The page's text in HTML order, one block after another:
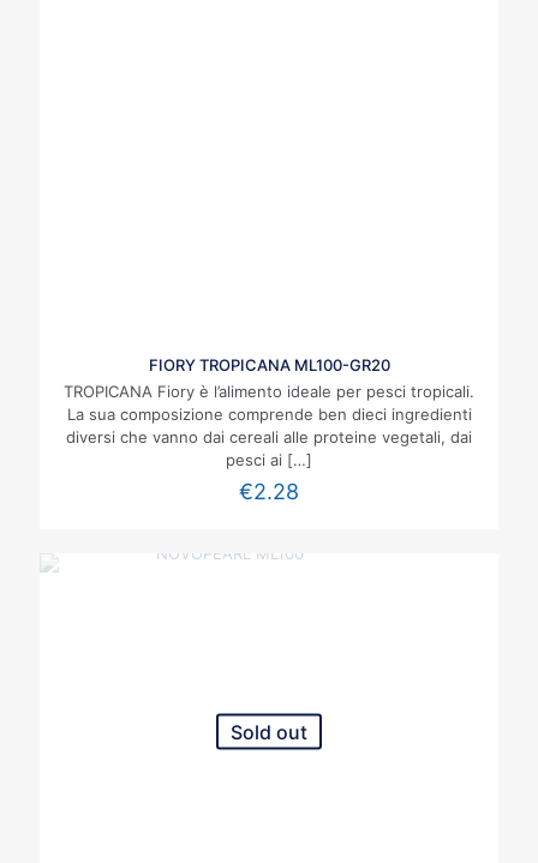
FIORY TROPICANA ML100-GR20
TROPICANA Fiory è l’alimento ideale per pesci tropicali.
La sua composizione comprende ben dieci ingredienti
diversi che vanno dai cereali alle proteine vegetali, dai
pesci ai […]
€2.28
Sold out